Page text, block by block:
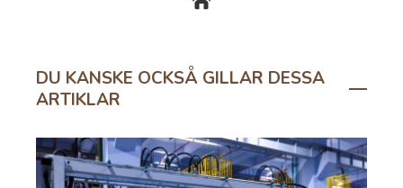
DU KANSKE OCKSÅ GILLAR DESSA
ARTIKLAR